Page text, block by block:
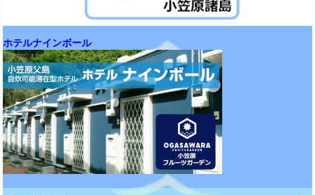
ホテルナインボール